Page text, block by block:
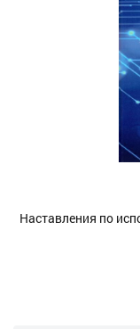
Наставления по